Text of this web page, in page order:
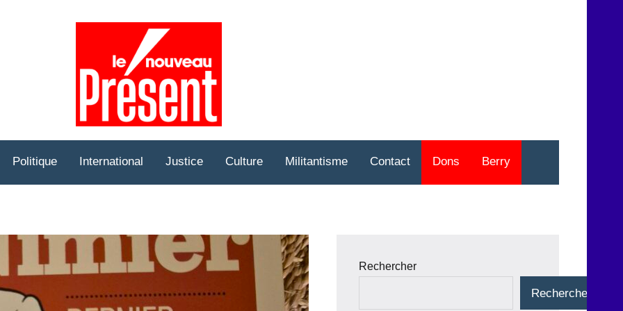
Politique International Justice Culture Militantisme Contact Dons Berry
Rechercher
Rechercher